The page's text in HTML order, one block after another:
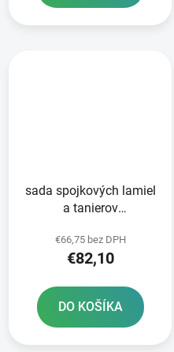
sada spojkových lamiel
a tanierov
NEWFREN 7+6 ks
€66,75 bez DPH
€82,10
DO KOŠÍKA